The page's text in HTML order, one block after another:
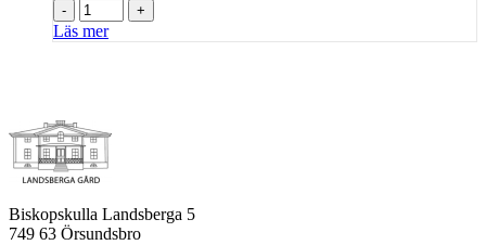
- +
Läs mer
Biskopskulla Landsberga 5
749 63 Örsundsbro